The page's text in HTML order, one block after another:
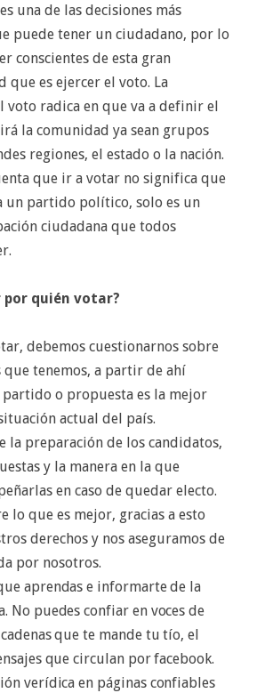
una de las decisiones más
puede tener un ciudadano, por lo
conscientes de esta gran
que es ejercer el voto. La
voto radica en que va a definir el
la comunidad ya sean grupos
regiones, el estado o la nación.
que ir a votar no significa que
un partido político, solo es un
ciudadana que todos
por quién votar?
debemos cuestionarnos sobre
que tenemos, a partir de ahí
o propuesta es la mejor
actual del país.
la preparación de los candidatos,
y la manera en la que
en caso de quedar electo.
lo que es mejor, gracias a esto
derechos y nos aseguramos de
por nosotros.
aprendas e informarte de la
No puedes confiar en voces de
que te mande tu tío, el
que circulan por facebook.
verídica en páginas confiables